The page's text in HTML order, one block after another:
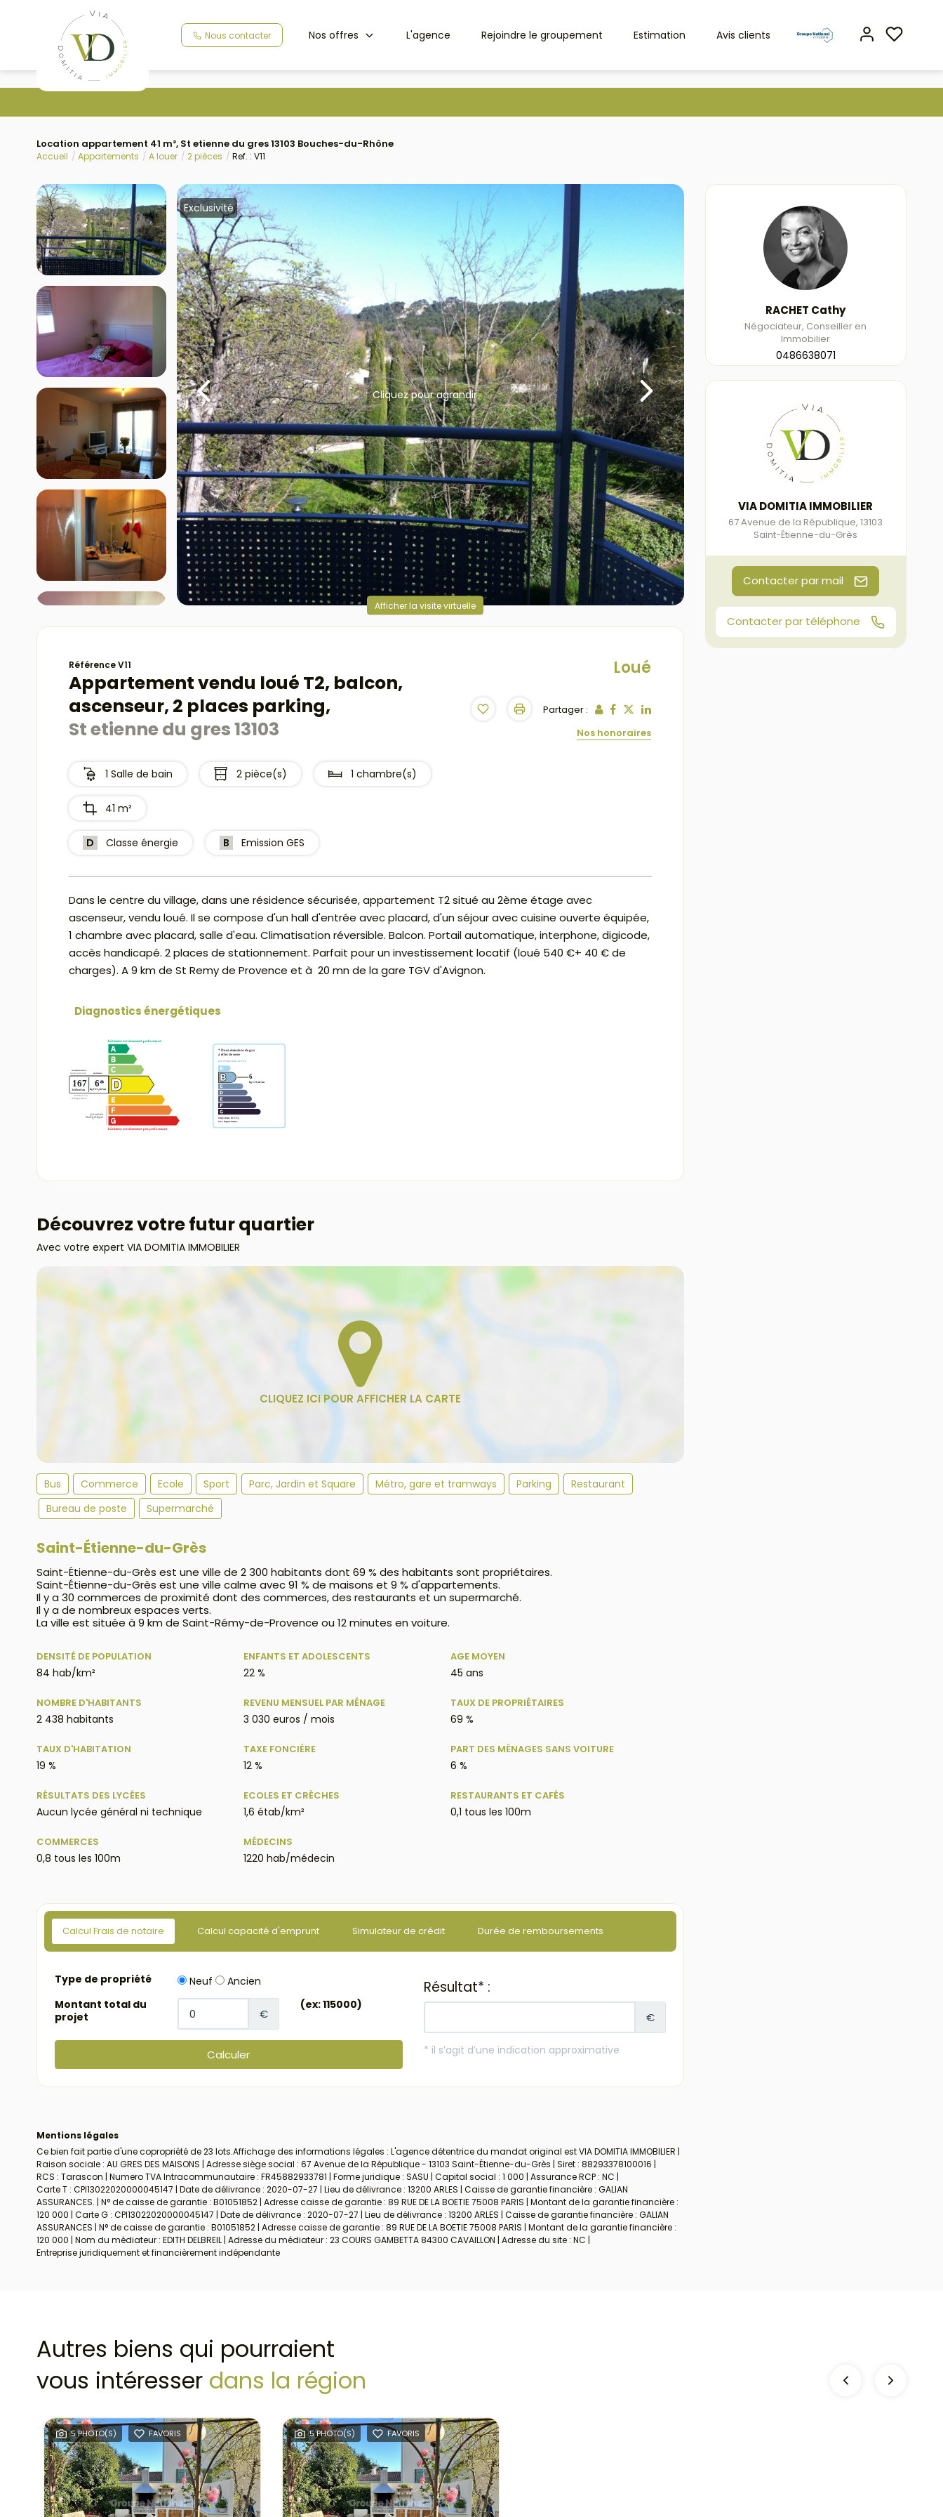
Nous contacter Nos offres L'agence Rejoindre le groupement Estimation Avis clients
Location appartement 41 m², St etienne du gres 13103 Bouches-du-Rhône
Accueil Appartements A louer 2 pièces Ref. : V11
Exclusivité
Cliquez pour agrandir
Afficher la visite virtuelle
Référence V11
Appartement vendu loué T2, balcon,
ascenseur, 2 places parking,
St etienne du gres 13103
1 Salle de bain 2 pièce(s) 1 chambre(s)
41 m²
D Classe énergie B Emission GES
Loué
Partager :
Nos honoraires
Dans le centre du village, dans une résidence sécurisée, appartement T2 situé au 2ème étage avec
ascenseur, vendu loué. Il se compose d'un hall d'entrée avec placard, d'un séjour avec cuisine ouverte équipée,
1 chambre avec placard, salle d'eau. Climatisation réversible. Balcon. Portail automatique, interphone, digicode,
accès handicapé. 2 places de stationnement. Parfait pour un investissement locatif (loué 540 €+ 40 € de
charges). A 9 km de St Remy de Provence et à 20 mn de la gare TGV d'Avignon.
Diagnostics énergétiques
Découvrez votre futur quartier
Avec votre expert VIA DOMITIA IMMOBILIER
Bus Commerce Ecole Sport Parc, Jardin et Square Métro, gare et tramways Parking
Restaurant
Bureau de poste
Supermarché
Saint-Étienne-du-Grès
Saint-Étienne-du-Grès est une ville de 2 300 habitants dont 69 % des habitants sont propriétaires.
Saint-Étienne-du-Grès est une ville calme avec 91 % de maisons et 9 % d'appartements.
Il y a 30 commerces de proximité dont des commerces, des restaurants et un supermarché.
Il y a de nombreux espaces verts.
La ville est située à 9 km de Saint-Rémy-de-Provence ou 12 minutes en voiture.
DENSITÉ DE POPULATION
84 hab/km²
ENFANTS ET ADOLESCENTS
22 %
AGE MOYEN
45 ans
NOMBRE D'HABITANTS
2 438 habitants
REVENU MENSUEL PAR MÉNAGE
3 030 euros / mois
TAUX DE PROPRIÉTAIRES
69 %
TAUX D'HABITATION
19 %
TAXE FONCIÈRE
12 %
PART DES MÉNAGES SANS VOITURE
6 %
RÉSULTATS DES LYCÉES
Aucun lycée général ni technique
ECOLES ET CRÈCHES
1,6 étab/km²
RESTAURANTS ET CAFÉS
0,1 tous les 100m
COMMERCES
0,8 tous les 100m
MÉDECINS
1220 hab/médecin
Calcul Frais de notaire Calcul capacité d'emprunt Simulateur de crédit Durée de remboursements
RACHET Cathy
Négociateur, Conseiller en
Immobilier
0486638071
VIA DOMITIA IMMOBILIER
67 Avenue de la République,13103
Saint-Étienne-du-Grès
Contacter par mail
Contacter par téléphone
Mentions légales
Ce bien fait partie d'une copropriété de 23 lots.Affichage des informations légales : L'agence détentrice du mandat original est VIA DOMITIA IMMOBILIER |
Raison sociale : AU GRES DES MAISONS | Adresse siège social : 67 Avenue de la République - 13103 Saint-Étienne-du-Grès | Siret : 88293378100016 |
RCS : Tarascon | Numero TVA Intracommunautaire : FR45882933781 | Forme juridique : SASU | Capital social : 1 000 | Assurance RCP : NC |
Carte T : CPI13022020000045147 | Date de délivrance : 2020-07-27 | Lieu de délivrance : 13200 ARLES | Caisse de garantie financière : GALIAN
ASSURANCES. | N° de caisse de garantie : B01051852 | Adresse caisse de garantie : 89 RUE DE LA BOETIE 75008 PARIS | Montant de la garantie financière :
120 000 | Carte G : CPI13022020000045147 | Date de délivrance : 2020-07-27 | Lieu de délivrance : 13200 ARLES | Caisse de garantie financière : GALIAN
ASSURANCES | N° de caisse de garantie : B01051852 | Adresse caisse de garantie : 89 RUE DE LA BOETIE 75008 PARIS | Montant de la garantie financière :
120 000 | Nom du médiateur : EDITH DELBREIL | Adresse du médiateur : 23 COURS GAMBETTA 84300 CAVAILLON | Adresse du site : NC |
Entreprise juridiquement et financièrement indépendante
Autres biens qui pourraient
vous intéresser dans la région
5 PHOTO(S) FAVORIS 5 PHOTO(S) FAVORIS